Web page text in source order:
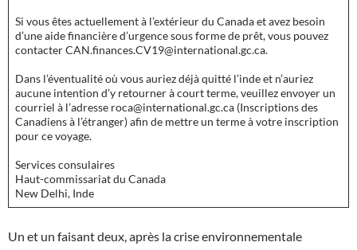
Si vous êtes actuellement à l’extérieur du Canada et avez besoin
d’une aide financière d’urgence sous forme de prêt, vous pouvez
contacter CAN.finances.CV19@international.gc.ca.
Dans l’éventualité où vous auriez déjà quitté l’inde et n’auriez
aucune intention d’y retourner à court terme, veuillez envoyer un
courriel à l’adresse roca@international.gc.ca (Inscriptions des
Canadiens à l’étranger) afin de mettre un terme à votre inscription
pour ce voyage.
Services consulaires
Haut-commissariat du Canada
New Delhi, Inde
Un et un faisant deux, après la crise environnementale